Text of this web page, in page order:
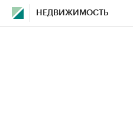
НЕДВИЖИМОСТЬ